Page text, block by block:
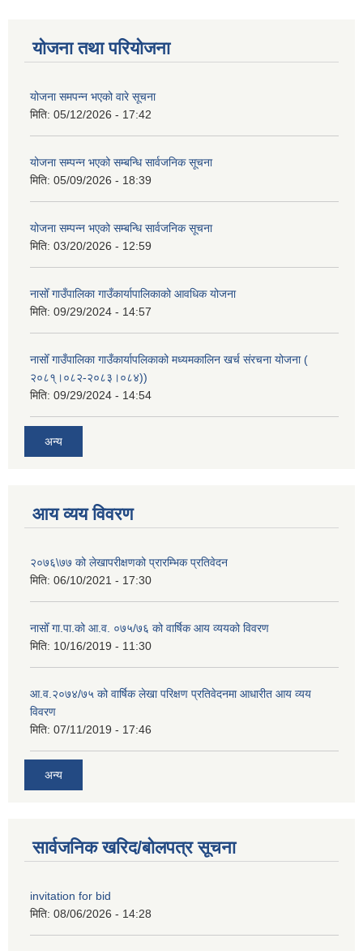
योजना तथा परियोजना
योजना समपन्न भएको वारे सूचना
मिति: 05/12/2026 - 17:42
योजना सम्पन्न भएको सम्बन्धि सार्वजनिक सूचना
मिति: 05/09/2026 - 18:39
योजना सम्पन्न भएको सम्बन्धि सार्वजनिक सूचना
मिति: 03/20/2026 - 12:59
नासोँ गाउँपालिका गाउँकार्यापालिकाको आवधिक योजना
मिति: 09/29/2024 - 14:57
नासोँ गाउँपालिका गाउँकार्यापलिकाको मध्यमकालिन खर्च संरचना योजना (
२०८१्।०८२-२०८३।०८४))
मिति: 09/29/2024 - 14:54
अन्य
आय व्यय विवरण
२०७६\७७ को लेखापरीक्षणको प्रारम्भिक प्रतिवेदन
मिति: 06/10/2021 - 17:30
नासोँ गा.पा.को आ.व. ०७५/७६ को वार्षिक आय व्ययको विवरण
मिति: 10/16/2019 - 11:30
आ.व.२०७४/७५ को वार्षिक लेखा परिक्षण प्रतिवेदनमा आधारीत आय व्यय
विवरण
मिति: 07/11/2019 - 17:46
अन्य
सार्वजनिक खरिद/बोलपत्र सूचना
invitation for bid
मिति: 08/06/2026 - 14:28